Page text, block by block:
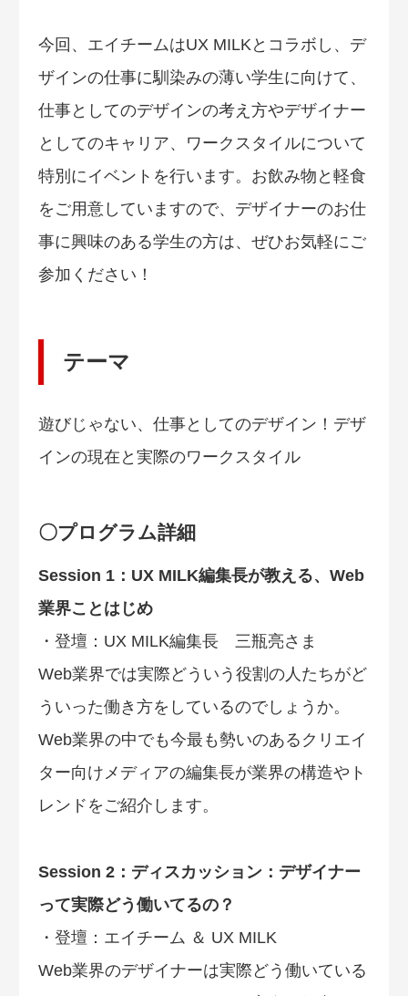
今回、エイチームはUX MILKとコラボし、デ
ザインの仕事に馴染みの薄い学生に向けて、
仕事としてのデザインの考え方やデザイナー
としてのキャリア、ワークスタイルについて
特別にイベントを行います。お飲み物と軽食
をご用意していますので、デザイナーのお仕
事に興味のある学生の方は、ぜひお気軽にご
参加ください！
テーマ
遊びじゃない、仕事としてのデザイン！デザ
インの現在と実際のワークスタイル
〇プログラム詳細
Session 1：UX MILK編集長が教える、Web
業界ことはじめ
・登壇：UX MILK編集長 三瓶亮さま
Web業界では実際どういう役割の人たちがど
ういった働き方をしているのでしょうか。
Web業界の中でも今最も勢いのあるクリエイ
ター向けメディアの編集長が業界の構造やト
レンドをご紹介します。
Session 2：ディスカッション：デザイナー
って実際どう働いてるの？
・登壇：エイチーム ＆ UX MILK
Web業界のデザイナーは実際どう働いている